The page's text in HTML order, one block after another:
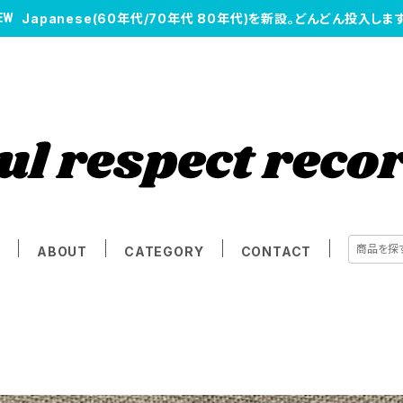
Japanese(60年代/70年代 80年代)を新設。どんどん投入します
ABOUT CATEGORY CONTACT